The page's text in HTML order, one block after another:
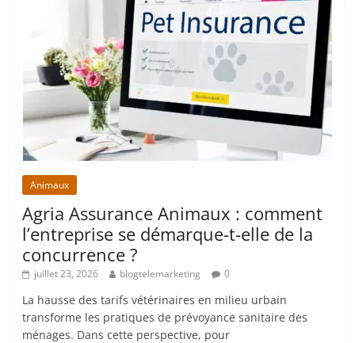
Animaux
Agria Assurance Animaux : comment
l’entreprise se démarque-t-elle de la
concurrence ?
juillet 23, 2026 blogtelemarketing 0
La hausse des tarifs vétérinaires en milieu urbain
transforme les pratiques de prévoyance sanitaire des
ménages. Dans cette perspective, pour